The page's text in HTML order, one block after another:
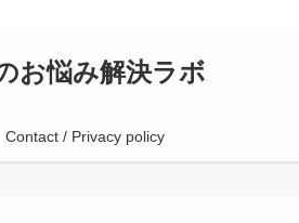
お悩み解決ラボ
Contact / Privacy policy